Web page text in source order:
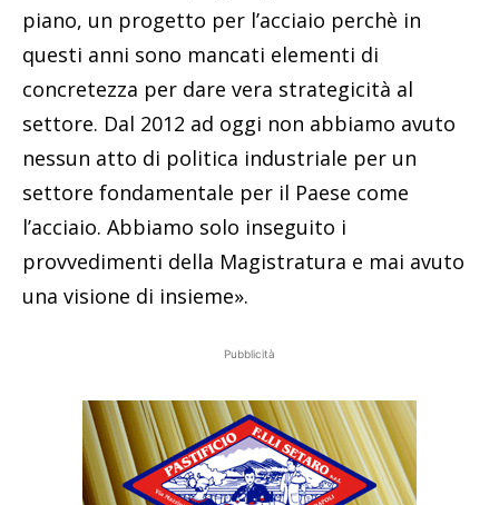
piano, un progetto per l’acciaio perchè in
questi anni sono mancati elementi di
concretezza per dare vera strategicità al
settore. Dal 2012 ad oggi non abbiamo avuto
nessun atto di politica industriale per un
settore fondamentale per il Paese come
l’acciaio. Abbiamo solo inseguito i
provvedimenti della Magistratura e mai avuto
una visione di insieme».
Pubblicità